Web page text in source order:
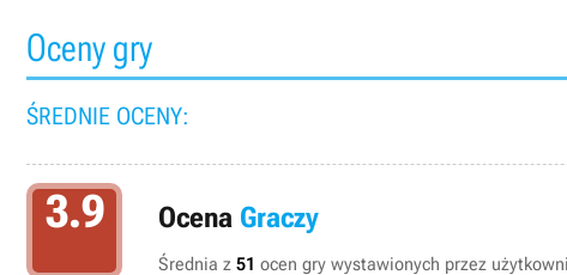
Oceny gry
ŚREDNIE OCENY:
3.9 Ocena Graczy
Średnia z 51 ocen gry wystawionych przez